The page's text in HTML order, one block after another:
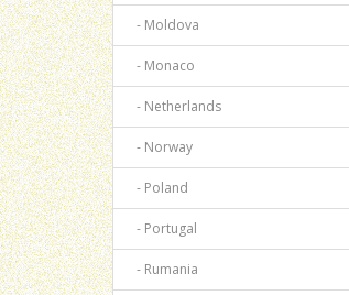
- Moldova
- Monaco
- Netherlands
- Norway
- Poland
- Portugal
- Rumania